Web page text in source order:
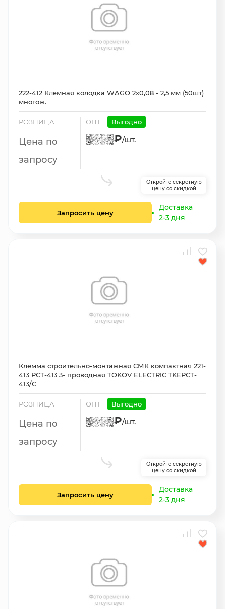
222-412 Клемная колодка WAGO 2х0,08 - 2,5 мм (50шт)
многож.
РОЗНИЦА
Цена по
запросу
ОПТ Выгодно
₽/шт.
Откройте секретную
цену со скидкой
Запросить цену
Доставка
2-3 дня
Клемма строительно-монтажная СМК компактная 221-
413 PCT-413 3- проводная TOKOV ELECTRIC TKEPCT-
413/C
РОЗНИЦА
Цена по
запросу
ОПТ Выгодно
₽/шт.
Откройте секретную
цену со скидкой
Запросить цену
Доставка
2-3 дня